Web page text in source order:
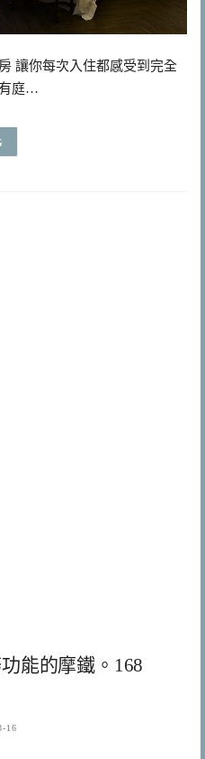
讓你每次入住都感受到完全
庭…
能的摩鐵。168
16